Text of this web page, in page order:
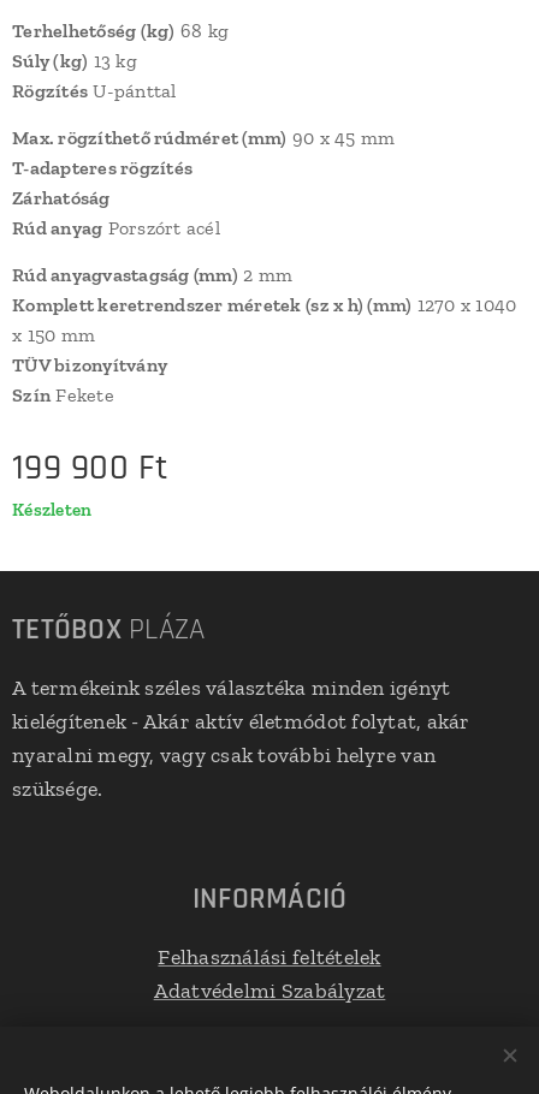
Terhelhetőség (kg) 68 kg
Súly (kg) 13 kg
Rögzítés U-pánttal
Max. rögzíthető rúdméret (mm) 90 x 45 mm
T-adapteres rögzítés
Zárhatóság
Rúd anyag Porszórt acél
Rúd anyagvastagság (mm) 2 mm
Komplett keretrendszer méretek (sz x h) (mm) 1270 x 1040
x 150 mm
TÜV bizonyítvány
SzínFekete
199 900 Ft
Készleten
TETŐBOX PLÁZA
A termékeink széles választéka minden igényt
kielégítenek - Akár aktív életmódot folytat, akár
nyaralni megy, vagy csak további helyre van
szüksége.
INFORMÁCIÓ
Felhasználási feltételek
Adatvédelmi Szabályzat
Elérhetőségek